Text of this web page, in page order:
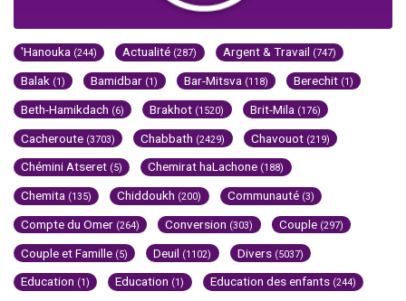
'Hanouka (244) Actualité (287) Argent & Travail (747)
Balak (1) Bamidbar (1) Bar-Mitsva (118) Berechit (1)
Beth-Hamikdach (6) Brakhot (1520) Brit-Mila (176)
Cacheroute (3703) Chabbath (2429) Chavouot (219)
Chémini Atseret (5) Chemirat haLachone (188)
Chemita (135) Chiddoukh (200) Communauté (3)
Compte du Omer (264) Conversion (303) Couple (297)
Couple et Famille (5) Deuil (1102) Divers (5037)
Education (1) Education (1) Education des enfants (244)